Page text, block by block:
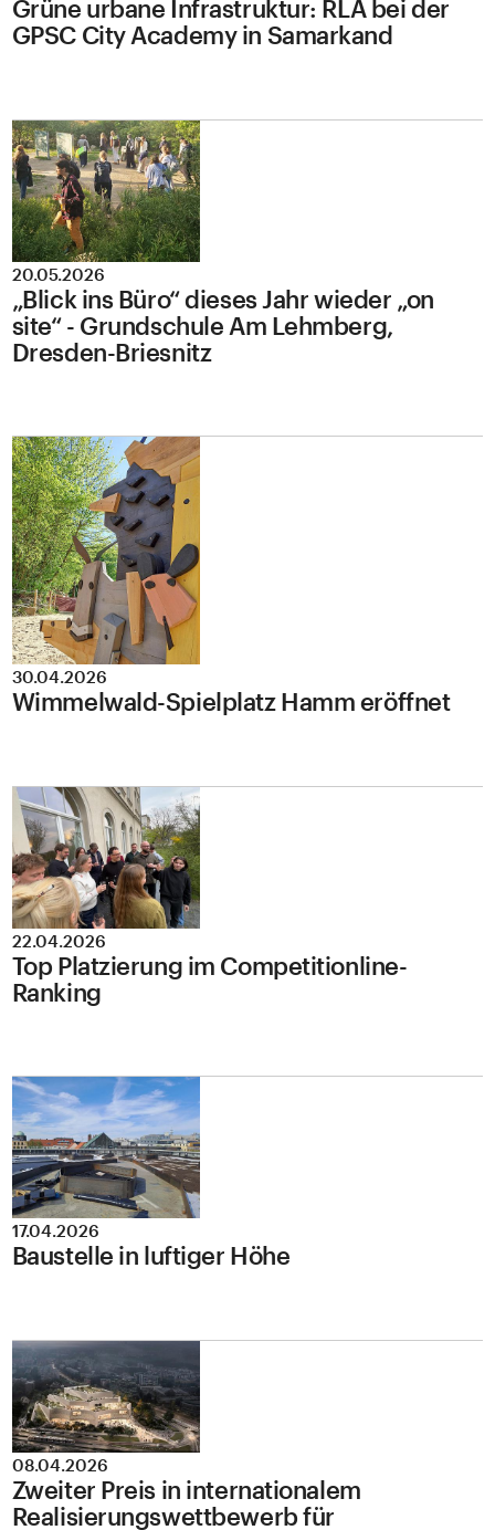
Grüne urbane Infrastruktur: RLA bei der
GPSC City Academy in Samarkand
20.05.2026
„Blick ins Büro“ dieses Jahr wieder „on
site“ - Grundschule Am Lehmberg,
Dresden-Briesnitz
30.04.2026
Wimmelwald-Spielplatz Hamm eröffnet
22.04.2026
Top Platzierung im Competitionline-
Ranking
17.04.2026
Baustelle in luftiger Höhe
08.04.2026
Zweiter Preis in internationalem
Realisierungswettbewerb für